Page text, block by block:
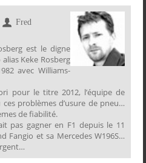
Fred
est le digne
Keke Rosberg
avec Williams-
pour le titre 2012, l’équipe de
problèmes d’usure de pneu…
de fiabilité.
pas gagner en F1 depuis le 11
Fangio et sa Mercedes W196S…